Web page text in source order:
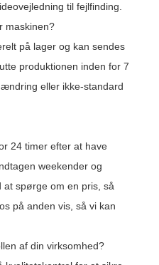
til fejlfinding.
maskinen?
på lager og kan sendes
produktionen inden for 7
eller ikke-standard
24 timer efter at have
weekender og
at spørge om en pris, så
på anden vis, så vi kan
af ​​din virksomhed?